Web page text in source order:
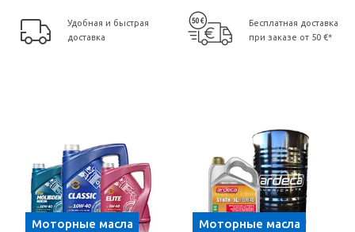
Удобная и быстрая
доставка
Бесплатная доставка
при заказе от 50 €*
Моторные масла
Моторные масла